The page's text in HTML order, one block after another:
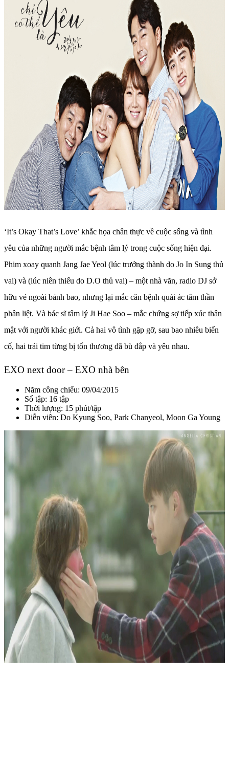
‘It’s Okay That’s Love’ khắc họa chân thực về cuộc sống và tình
yêu của những người mắc bệnh tâm lý trong cuộc sống hiện đại.
Phim xoay quanh Jang Jae Yeol (lúc trưởng thành do Jo In Sung thủ
vai) và (lúc niên thiếu do D.O thủ vai) – một nhà văn, radio DJ sở
hữu vẻ ngoài bảnh bao, nhưng lại mắc căn bệnh quái ác tâm thần
phân liệt. Và bác sĩ tâm lý Ji Hae Soo – mắc chứng sợ tiếp xúc thân
mật với người khác giới. Cả hai vô tình gặp gỡ, sau bao nhiêu biến
cố, hai trái tim từng bị tổn thương đã bù đắp và yêu nhau.
EXO next door – EXO nhà bên
Năm công chiếu: 09/04/2015
Số tập: 16 tập
Thời lượng: 15 phút/tập
Diễn viên: Do Kyung Soo, Park Chanyeol, Moon Ga Young